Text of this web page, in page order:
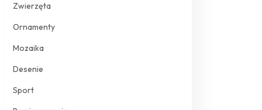
Zwierzęta
Ornamenty
Mozaika
Desenie
Sport